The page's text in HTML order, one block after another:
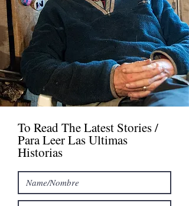
To Read The Latest Stories /
Para Leer Las Ultimas
Historias